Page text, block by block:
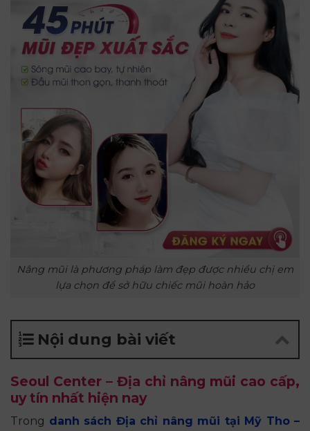
Nâng mũi là phương pháp làm đẹp được nhiều chị em
lựa chọn để sở hữu chiếc mũi hoàn hảo
Nội dung bài viết
Seoul Center – Địa chỉ nâng mũi cao cấp,
uy tín nhất hiện nay
Trong danh sách Địa chỉ nâng mũi tại Mỹ Tho –